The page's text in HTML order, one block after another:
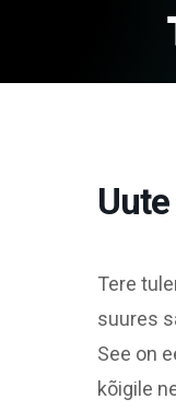
Tere
suures
See on
kõigile